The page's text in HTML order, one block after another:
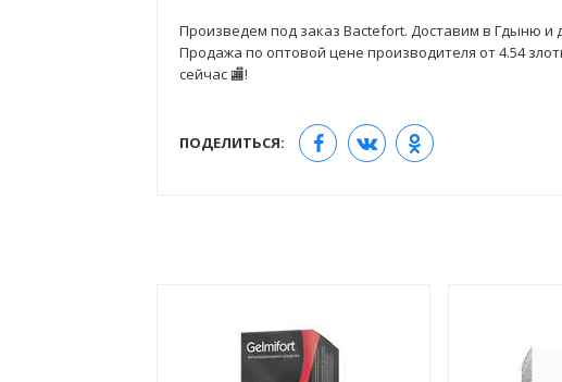
Произведем под заказ Bactefort. Доставим в Гдыню и
Продажа по оптовой цене производителя от 4.54
сейчас 🏬!
ПОДЕЛИТЬСЯ: